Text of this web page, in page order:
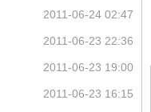
2011-06-24 02:47
2011-06-23 22:36
2011-06-23 19:00
2011-06-23 16:15